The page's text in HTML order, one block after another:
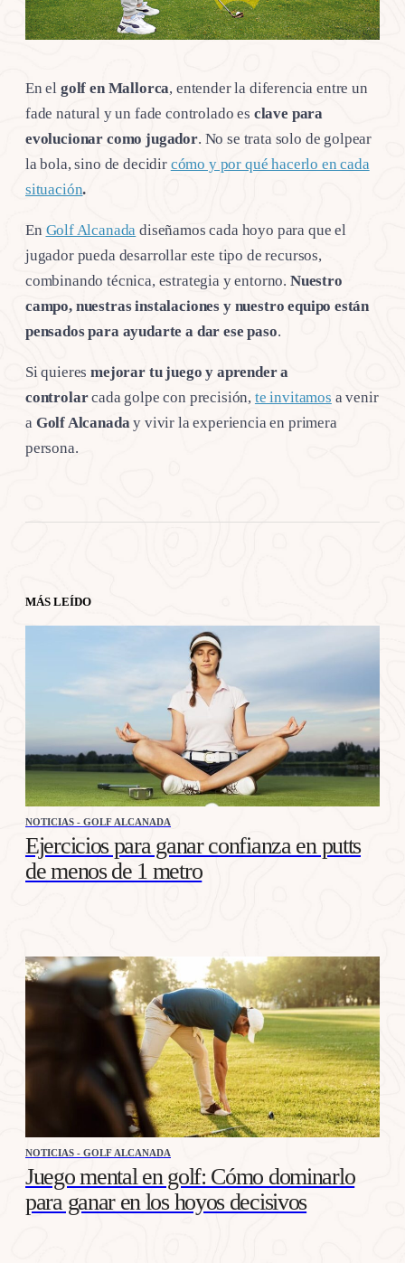
En el golf en Mallorca, entender la diferencia entre un
fade natural y un fade controlado es clave para
evolucionar como jugador. No se trata solo de golpear
la bola, sino de decidir cómo y por qué hacerlo en cada
situación.
En Golf Alcanada diseñamos cada hoyo para que el
jugador pueda desarrollar este tipo de recursos,
combinando técnica, estrategia y entorno. Nuestro
campo, nuestras instalaciones y nuestro equipo están
pensados para ayudarte a dar ese paso.
Si quieresmejorar tu juego y aprender a
controlarcada golpe con precisión, te invitamos a venir
a Golf Alcanaday vivir la experiencia en primera
persona.
MÁS LEÍDO
NOTICIAS - GOLF ALCANADA
Ejercicios para ganar confianza en putts
de menos de 1 metro
NOTICIAS - GOLF ALCANADA
Juego mental en golf: Cómo dominarlo
para ganar en los hoyos decisivos